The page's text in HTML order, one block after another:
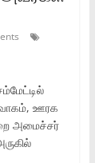
ஊரக
அமைச்சர்‌